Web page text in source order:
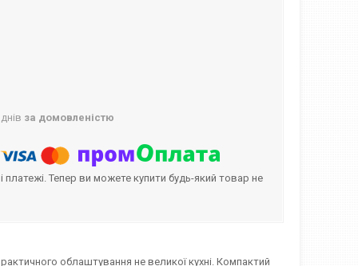
за домовленістю
платежі. Тепер ви можете купити будь-який товар не
облаштування не великої кухні. Компактий